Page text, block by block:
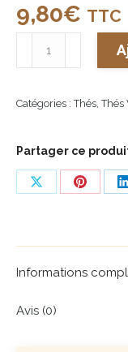
9,80€ TTC
de
Vert
3
Lions
Catégories :Thés,Thés
Partager ce
Share
Share
Informations
Avis (0)